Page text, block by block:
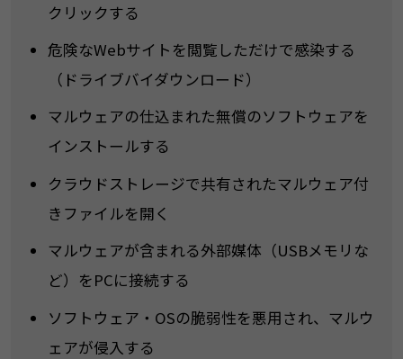
クリックする
危険なWebサイトを閲覧しただけで感染する
（ドライブバイダウンロード）
マルウェアの仕込まれた無償のソフトウェアを
インストールする
クラウドストレージで共有されたマルウェア付
きファイルを開く
マルウェアが含まれる外部媒体（USBメモリな
ど）をPCに接続する
ソフトウェア・OSの脆弱性を悪用され、マルウ
ェアが侵入する